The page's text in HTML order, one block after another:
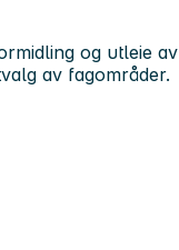
og utleie av
av fagområder.